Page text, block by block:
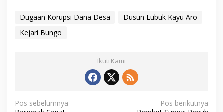
Dugaan Korupsi Dana Desa
Dusun Lubuk Kayu Aro
Kejari Bungo
Ikuti Kami
N
Pos sebelumnya
Pos berikutnya